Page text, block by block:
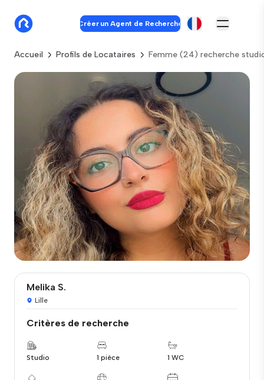
Créer un Agent de Recherche
Accueil Profils de Locataires Femme (24) recherche
Melika S.
Lille
Critères de recherche
Studio 1 pièce 1 WC